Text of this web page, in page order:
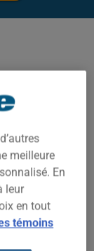
D'OR
: la valeur
construction et
meilleure
En
leur
en tout
témoins